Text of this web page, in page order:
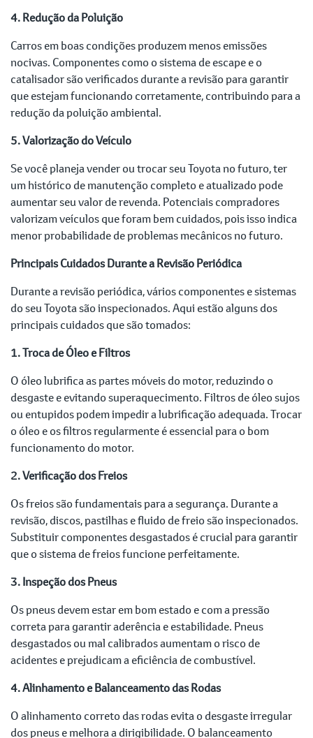
4. Redução da Poluição
Carros em boas condições produzem menos emissões
nocivas. Componentes como o sistema de escape e o
catalisador são verificados durante a revisão para garantir
que estejam funcionando corretamente, contribuindo para a
redução da poluição ambiental.
5. Valorização do Veículo
Se você planeja vender ou trocar seu Toyota no futuro, ter
um histórico de manutenção completo e atualizado pode
aumentar seu valor de revenda. Potenciais compradores
valorizam veículos que foram bem cuidados, pois isso indica
menor probabilidade de problemas mecânicos no futuro.
Principais Cuidados Durante a Revisão Periódica
Durante a revisão periódica, vários componentes e sistemas
do seu Toyota são inspecionados. Aqui estão alguns dos
principais cuidados que são tomados:
1. Troca de Óleo e Filtros
O óleo lubrifica as partes móveis do motor, reduzindo o
desgaste e evitando superaquecimento. Filtros de óleo sujos
ou entupidos podem impedir a lubrificação adequada. Trocar
o óleo e os filtros regularmente é essencial para o bom
funcionamento do motor.
2. Verificação dos Freios
Os freios são fundamentais para a segurança. Durante a
revisão, discos, pastilhas e fluido de freio são inspecionados.
Substituir componentes desgastados é crucial para garantir
que o sistema de freios funcione perfeitamente.
3. Inspeção dos Pneus
Os pneus devem estar em bom estado e com a pressão
correta para garantir aderência e estabilidade. Pneus
desgastados ou mal calibrados aumentam o risco de
acidentes e prejudicam a eficiência de combustível.
4. Alinhamento e Balanceamento das Rodas
O alinhamento correto das rodas evita o desgaste irregular
dos pneus e melhora a dirigibilidade. O balanceamento